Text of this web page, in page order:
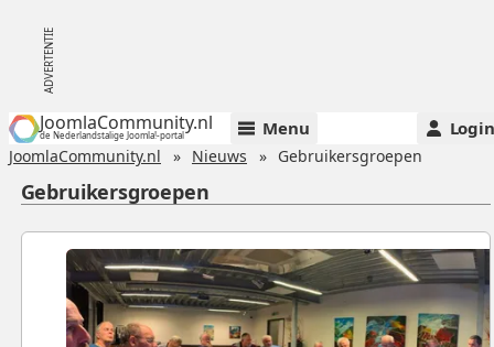
JoomlaCommunity.nl
de Nederlandstalige Joomla!-portal Menu Login
JoomlaCommunity.nl Nieuws Gebruikersgroepen
Gebruikersgroepen